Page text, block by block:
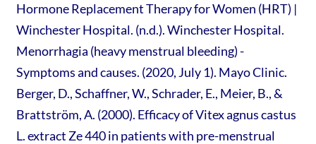
Hormone Replacement Therapy for Women (HRT) |
Winchester Hospital. (n.d.). Winchester Hospital.
Menorrhagia (heavy menstrual bleeding) -
Symptoms and causes. (2020, July 1). Mayo Clinic.
Berger, D., Schaffner, W., Schrader, E., Meier, B., &
Brattström, A. (2000). Efficacy of Vitex agnus castus
L. extract Ze 440 in patients with pre-menstrual